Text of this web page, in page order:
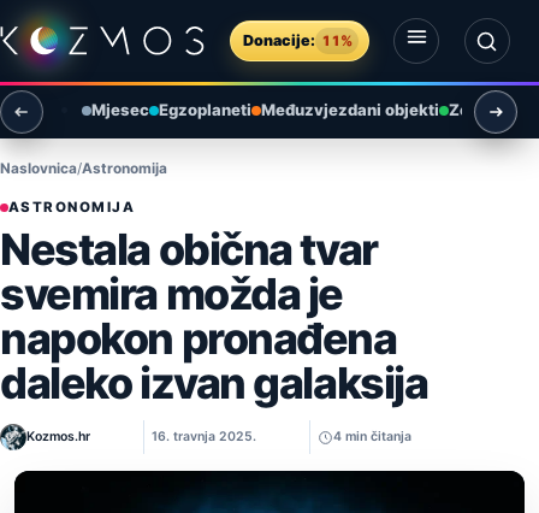
Preskoči na sadržaj
Donacije: 11%
Otvori izbornik
Otvori pretragu
Mjesec Egzoplaneti Međuzvjezdani objekti Zemlja i
Naslovnica Astronomija
ASTRONOMIJA
Nestala obična tvar
svemira možda je
napokon pronađena
daleko izvan galaksija
Kozmos.hr 16. travnja 2025. 4 min čitanja